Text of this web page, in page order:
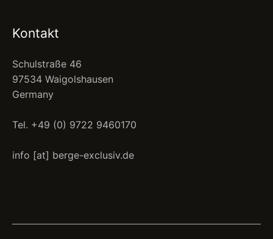
Kontakt
Schulstraße 46
97534 Waigolshausen
Germany
Tel. +49 (0) 9722 9460170
info [at] berge-exclusiv.de